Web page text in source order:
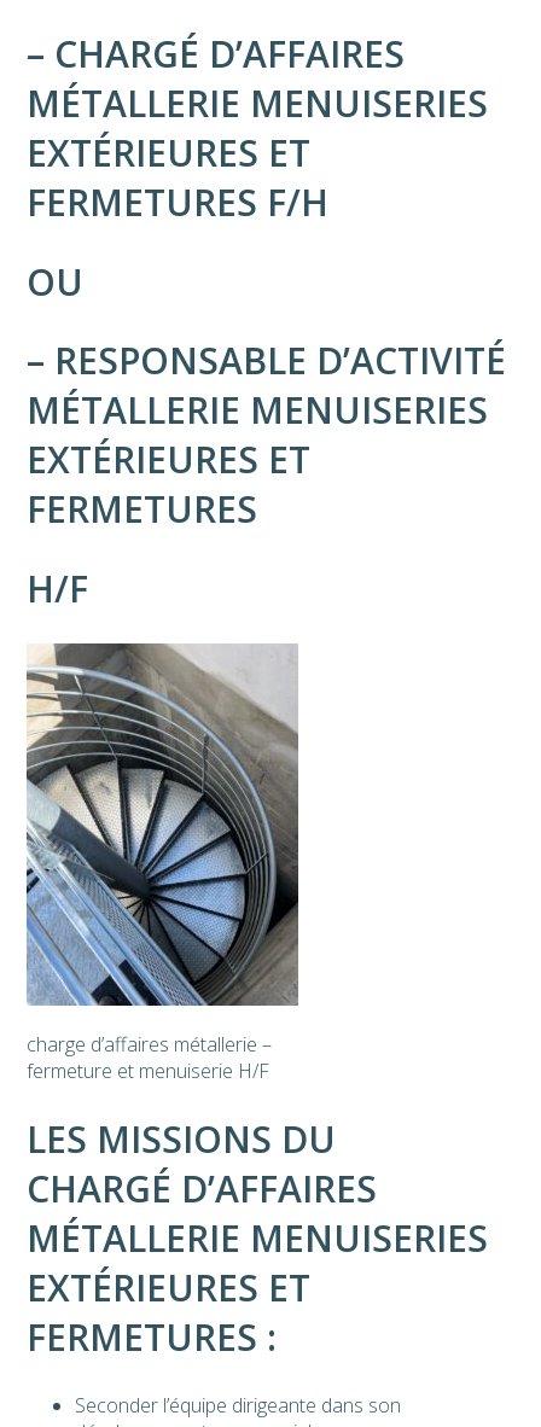
– CHARGÉ D’AFFAIRES
MÉTALLERIE MENUISERIES
EXTÉRIEURES ET
FERMETURES F/H
OU
– RESPONSABLE D’ACTIVITÉ
MÉTALLERIE MENUISERIES
EXTÉRIEURES ET
FERMETURES
H/F
charge d’affaires métallerie –
fermeture et menuiserie H/F
LES MISSIONS DU
CHARGÉ D’AFFAIRES
MÉTALLERIE MENUISERIES
EXTÉRIEURES ET
FERMETURES :
Seconder l’équipe dirigeante dans son